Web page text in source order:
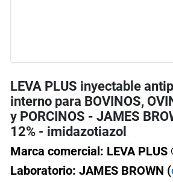
LEVA PLUS inyectable
interno para BOVINOS,
y PORCINOS - JAMES
12% - imidazotiazol
Marca comercial: LEVA PLUS
Laboratorio: JAMES BROWN (